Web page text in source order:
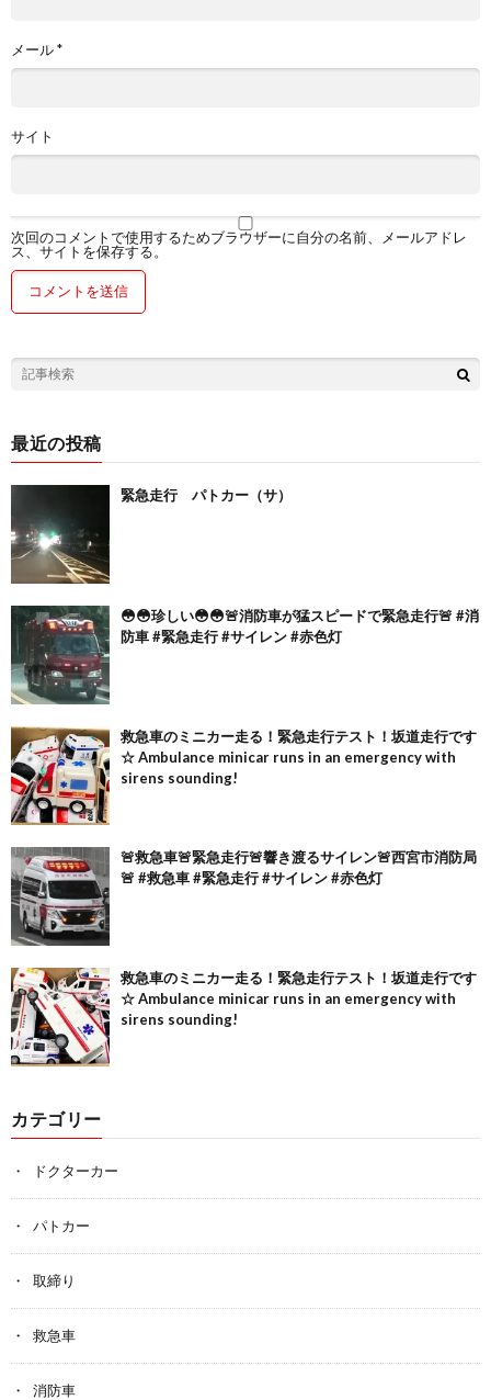
メール*
サイト
次回のコメントで使用するためブラウザーに自分の名前、メールアドレ
ス、サイトを保存する。
最近の投稿
緊急走行 パトカー（サ）
😳😳珍しい😳😳🚨消防車が猛スピードで緊急走行🚨 #消
防車 #緊急走行 #サイレン #赤色灯
救急車のミニカー走る！緊急走行テスト！坂道走行です
☆ Ambulance minicar runs in an emergency with
sirens sounding!
🚨救急車🚨緊急走行🚨響き渡るサイレン🚨西宮市消防局
🚨 #救急車 #緊急走行 #サイレン #赤色灯
救急車のミニカー走る！緊急走行テスト！坂道走行です
☆ Ambulance minicar runs in an emergency with
sirens sounding!
カテゴリー
ドクターカー
パトカー
取締り
救急車
消防車